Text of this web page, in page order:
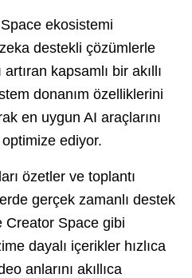
ekosistemi
destekli çözümlerle
kapsamlı bir akıllı
donanım özelliklerini
en uygun AI araçlarını
ediyor.
özetler ve toplantı
gerçek zamanlı destek
Creator Space gibi
dayalı içerikler hızlıca
anlarını akıllıca